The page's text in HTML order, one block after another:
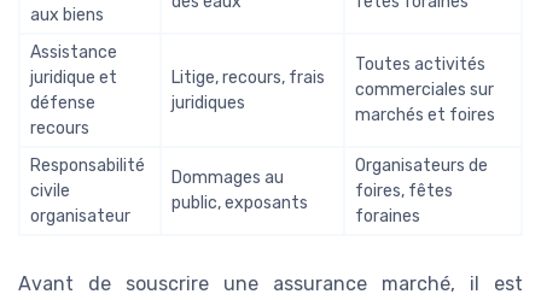
aux biens
Assistance
juridique et
défense
recours
Litige, recours, frais
juridiques
Toutes activités
commerciales sur
marchés et foires
Responsabilité
civile
organisateur
Dommages au
public, exposants
Organisateurs de
foires, fêtes
foraines
Avant de souscrire une assurance marché, il est